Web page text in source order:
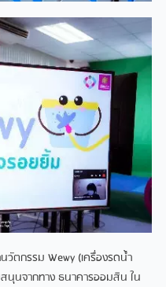
ตกรรม Wewy (เครื่องรดน้ํา
นจากทาง ธนาคารออมสิน ใน